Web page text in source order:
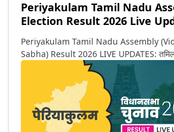
Periyakulam Tamil Nadu
Election Result 2026 Live
Periyakulam Tamil Nadu Assembly
Sabha) Result 2026 LIVE UPDATES:
चुनाव 2026 की गिनती अगले कुछ ही देर में शुरू होने
देखें पेरियाकुलम सीट पर कौन आगे-कौन पीछे से
रहें है रुझान. साथ ही पाइए इस सीट पर हो रही हर
अपडेट वो भी रियल टाइम में